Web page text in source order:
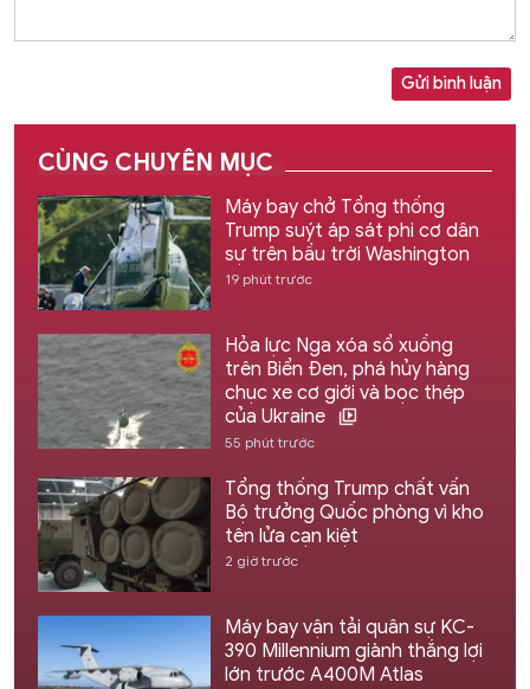
Gửi bình luận
CÙNG CHUYÊN MỤC
Máy bay chở Tổng thống
Trump suýt áp sát phi cơ dân
sự trên bầu trời Washington
19 phút trước
Hỏa lực Nga xóa sổ xuồng
trên Biển Đen, phá hủy hàng
chục xe cơ giới và bọc thép
của Ukraine
55 phút trước
Tổng thống Trump chất vấn
Bộ trưởng Quốc phòng vì kho
tên lửa cạn kiệt
2 giờ trước
Máy bay vận tải quân sự KC-
390 Millennium giành thắng lợi
lớn trước A400M Atlas